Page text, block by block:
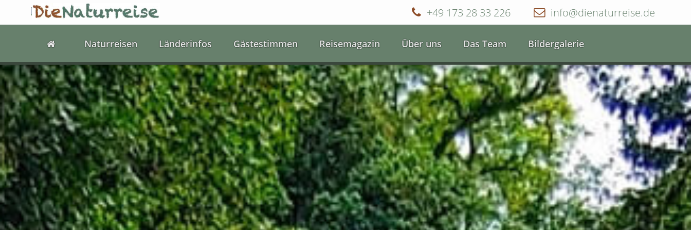
info@dienaturreise.de
+49 173 28 33 226
Naturreisen Länderinfos Gästestimmen Reisemagazin Über uns Das Team Bildergalerie